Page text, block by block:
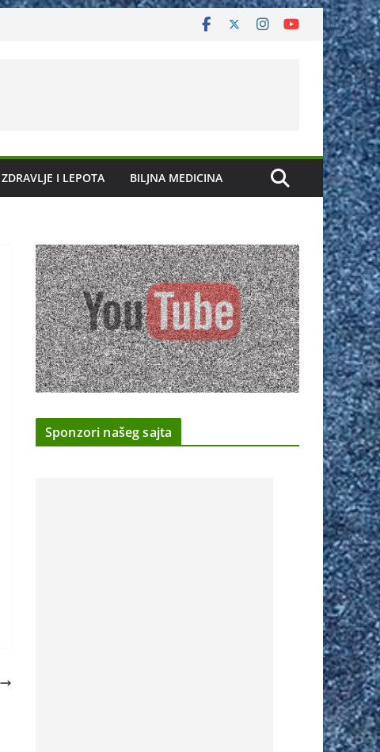
ZDRAVLJE I LEPOTA BILJNA MEDICINA
Sponzori našeg sajta